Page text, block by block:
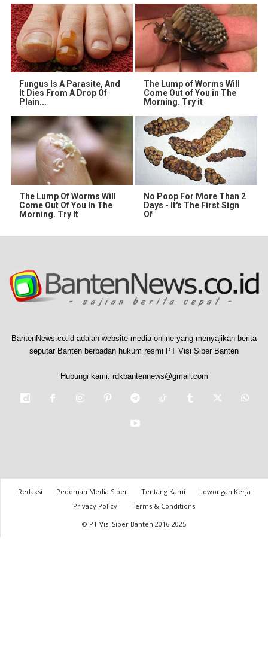
Fungus Is A Parasite, And
It Dies From A Drop Of
Plain...
The Lump of Worms Will
Come Out of You in The
Morning. Try it
The Lump Of Worms Will
Come Out Of You In The
Morning. Try It
No Poop For More Than 2
Days - It's The First Sign
Of
BantenNews.co.id adalah website media online yang menyajikan berita
seputar Banten berbadan hukum resmi PT Visi Siber Banten
Hubungi kami: rdkbantennews@gmail.com
Redaksi Pedoman Media Siber Tentang Kami
Lowongan Kerja
Privacy Policy
Terms & Conditions
© PT Visi Siber Banten 2016-2025